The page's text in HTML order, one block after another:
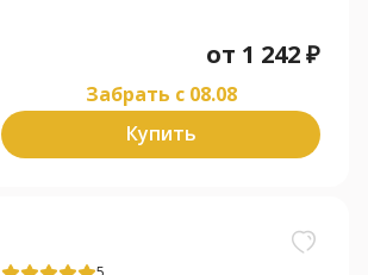
от 1 242₽
Забрать c 08.08
Купить